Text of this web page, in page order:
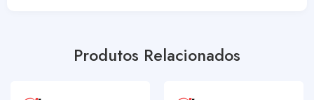
Produtos Relacionados